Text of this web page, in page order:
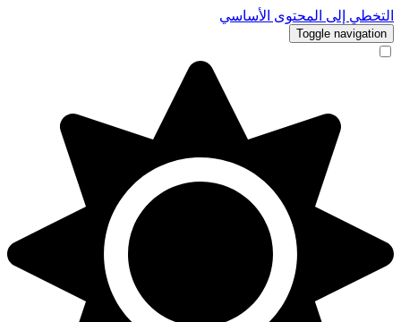
التخطي إلى المحتوى الأساسي
Toggle navigation